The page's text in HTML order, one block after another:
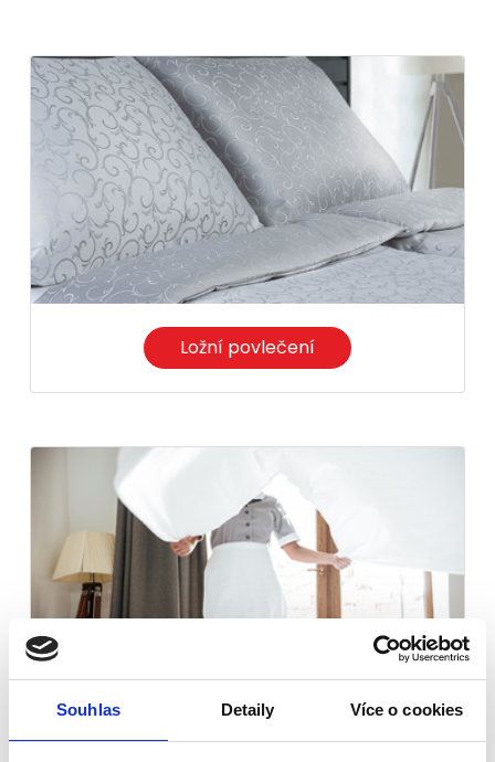
Souhlas Detaily Více o cookies
Ložní povlečení
Prostěradla